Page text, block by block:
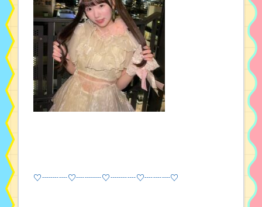
♡┈┈┈♡┈┈┈♡┈┈┈♡┈┈┈♡